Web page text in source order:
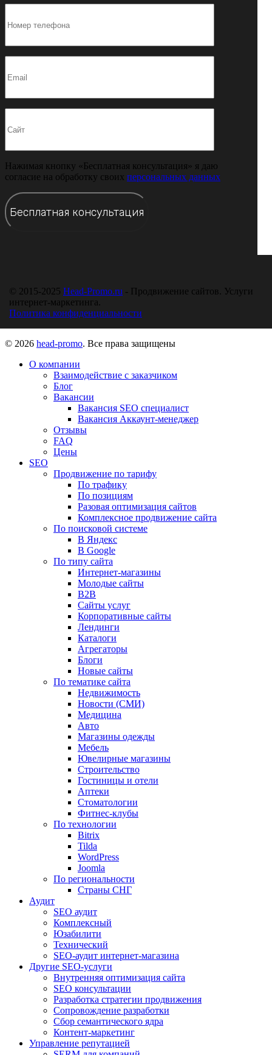
Нажимая кнопку «Бесплатная консультация» я даю
согласие на обработку своих персональных данных
© 2015-2025 Head-Promo.ru - Продвижение сайтов. Услуги
интернет-маркетинга.
Политика конфиденциальности
© 2026 head-promo. Все права защищены
О компании
Взаимодействие с заказчиком
Блог
Вакансии
Вакансия SEO специалист
Вакансия Аккаунт-менеджер
Отзывы
FAQ
Цены
SEO
Продвижение по тарифу
По трафику
По позициям
Разовая оптимизация сайтов
Комплексное продвижение сайта
По поисковой системе
В Яндекс
В Google
По типу сайта
Интернет-магазины
Молодые сайты
B2B
Сайты услуг
Корпоративные сайты
Лендинги
Каталоги
Агрегаторы
Блоги
Новые сайты
По тематике сайта
Недвижимость
Новости (СМИ)
Медицина
Авто
Магазины одежды
Мебель
Ювелирные магазины
Строительство
Гостиницы и отели
Аптеки
Cтоматологии
Фитнес-клубы
По технологии
Bitrix
Tilda
WordPress
Joomla
По региональности
Страны СНГ
Аудит
SEO аудит
Комплексный
Юзабилити
Технический
SEO-аудит интернет-магазина
Другие SEO-услуги
Внутренняя оптимизация сайта
SEO консультации
Разработка стратегии продвижения
Сопровождение разработки
Сбор семантического ядра
Контент-маркетинг
Управление репутацией